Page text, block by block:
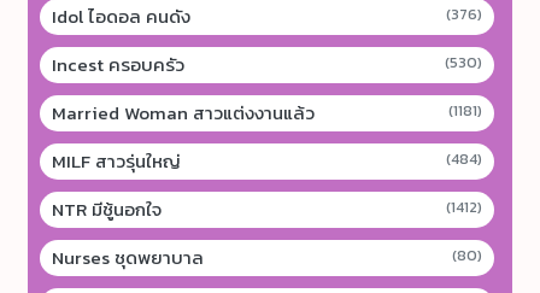
Idol ไอดอล คนดัง (376)
Incest ครอบครัว (530)
Married Woman สาวแต่งงานแล้ว (1181)
MILF สาวรุ่นใหญ่ (484)
NTR มีชู้นอกใจ (1412)
Nurses ชุดพยาบาล (80)